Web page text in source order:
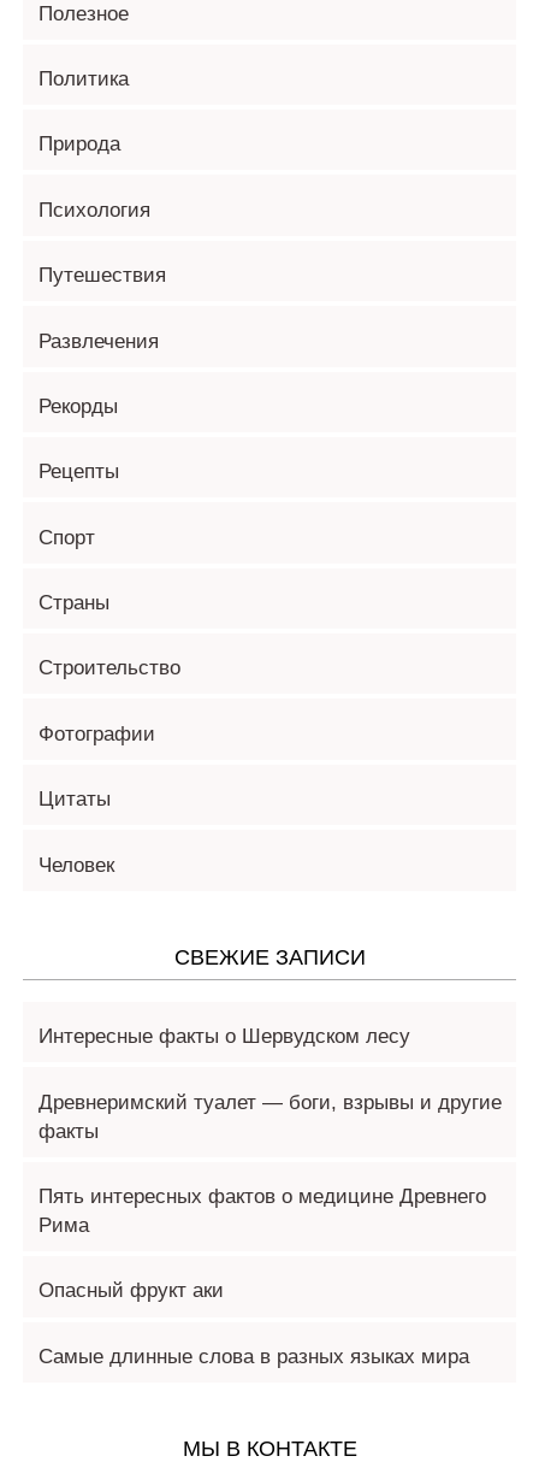
Полезное
Политика
Природа
Психология
Путешествия
Развлечения
Рекорды
Рецепты
Спорт
Страны
Строительство
Фотографии
Цитаты
Человек
СВЕЖИЕ ЗАПИСИ
Интересные факты о Шервудском лесу
Древнеримский туалет — боги, взрывы и другие
факты
Пять интересных фактов о медицине Древнего
Рима
Опасный фрукт аки
Самые длинные слова в разных языках мира
МЫ В КОНТАКТЕ